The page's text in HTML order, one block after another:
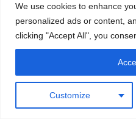
We use cookies to enhance
personalized ads or content,
clicking "Accept All", you
Customize
November 2020
October 2020
September 2020
August 2020
July 2020